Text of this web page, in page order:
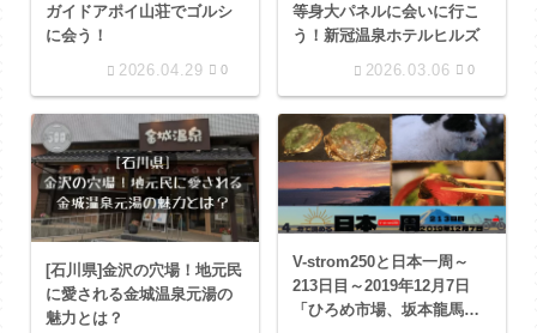
ガイドアポイ山荘でゴルシ
に会う！
2026.04.29
0
等身大パネルに会いに行こ
う！新冠温泉ホテルヒルズ
2026.03.06
0
[石川県]金沢の穴場！地元民
に愛される金城温泉元湯の
魅力とは？
V-strom250と日本一周～
213日目～2019年12月7日
「ひろめ市場、坂本龍馬記